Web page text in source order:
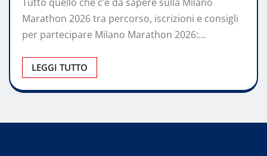
Marathon 2026 tra percorso, iscrizioni e consigli
per partecipare Milano Marathon 2026:…
LEGGI TUTTO